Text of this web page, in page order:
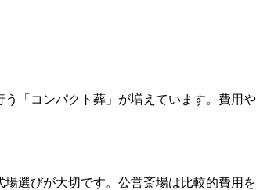
「コンパクト葬」が増えています。費用
選びが大切です。公営斎場は比較的費用